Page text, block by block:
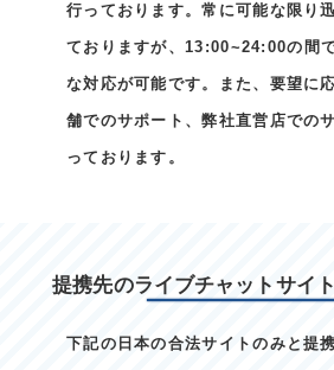
行っております。常に可能な限り
ておりますが、13:00~24:00の間
な対応が可能です。また、要望に
舗でのサポート、弊社直営店での
っております。
提携先のライブチャットサイ
下記の日本の合法サイトのみと提